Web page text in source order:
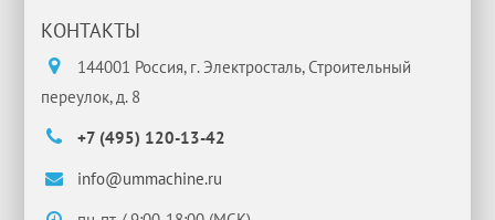
КОНТАКТЫ
144001 Россия, г. Электросталь, Строительный
переулок, д. 8
+7 (495) 120-13-42
info@ummachine.ru